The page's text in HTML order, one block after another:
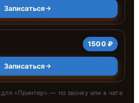
Записаться
1500 ₽
Записаться
«Принтер» — по звонку или в чате